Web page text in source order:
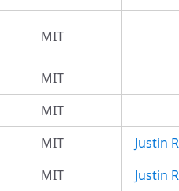
MIT
MIT
MIT
MIT
Justin
MIT
Justin